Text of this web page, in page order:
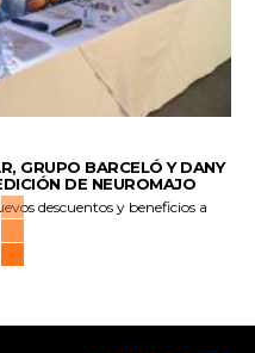
GRUPO BARCELÓ Y DANY
DE NEUROMAJO
descuentos y beneficios a